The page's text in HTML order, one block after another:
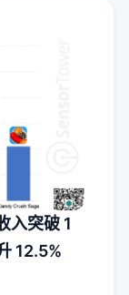
入突破 1
12.5%